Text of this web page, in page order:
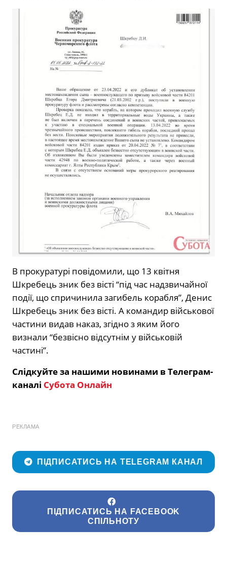
В прокуратурі повідомили, що 13 квітня
Шкребець зник без вісті “під час надзвичайної
події, що спричинила загибель корабля”, Денис
Шкребець зник без вісті. А командир військової
частини видав наказ, згідно з яким його
визнали “безвісно відсутнім у військовій
частині”.
Слідкуйте за нашими новинами в Телеграм-
каналі Субота Онлайн
РЕКЛАМА
ПІДПИСАТИСЬ НА TELEGRAM КАНАЛ
ПІДПИСАТИСЬ НА FACEBOOK
СПІЛЬНОТУ